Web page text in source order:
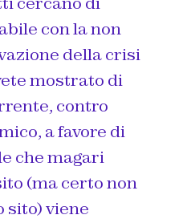
con la non
della crisi
mostrato di
contro
a favore di
che magari
(ma certo non
sito) viene